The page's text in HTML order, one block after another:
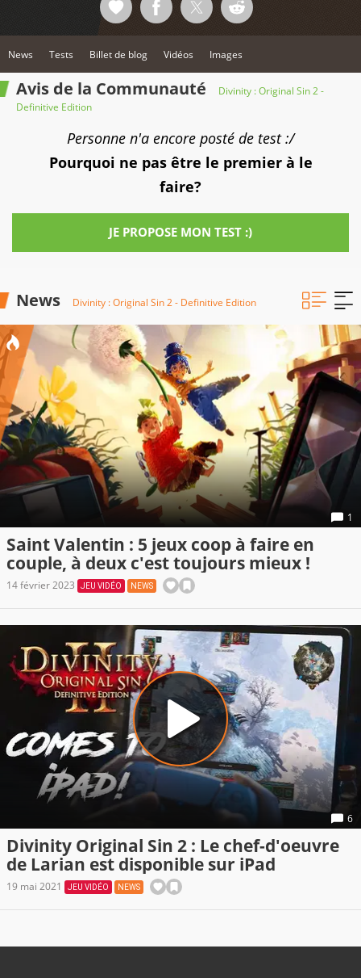
News Tests Billet de blog Vidéos Images
Avis de la Communauté
Divinity : Original Sin 2 -
Definitive Edition
Personne n'a encore posté de test :/
Pourquoi ne pas être le premier à le
faire?
JE PROPOSE MON TEST :)
News Divinity : Original Sin 2 - Definitive Edition
1
Saint Valentin : 5 jeux coop à faire en
couple, à deux c'est toujours mieux !
14 février 2023 JEU VIDÉO NEWS
6
Divinity Original Sin 2 : Le chef-d'oeuvre
de Larian est disponible sur iPad
19 mai 2021 JEU VIDÉO NEWS